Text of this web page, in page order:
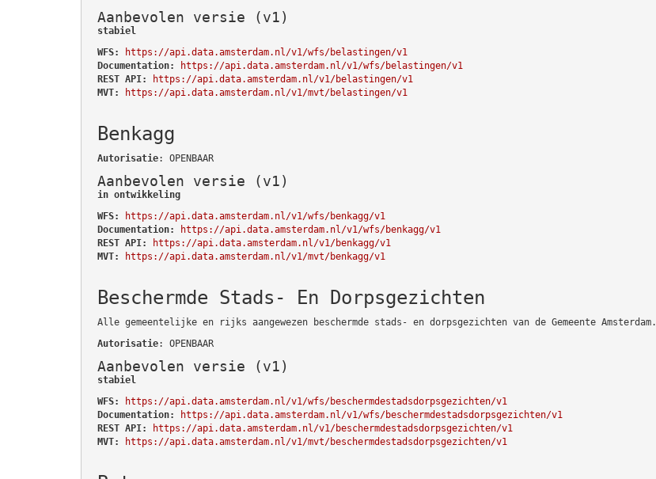
Aanbevolen versie (v1)
stabiel
WFS:
https://api.data.amsterdam.nl/v1/wfs/belastingen/v1
Documentation:
https://api.data.amsterdam.nl/v1/wfs/belastingen/v1
REST API:
https://api.data.amsterdam.nl/v1/belastingen/v1
MVT:
https://api.data.amsterdam.nl/v1/mvt/belastingen/v1
Benkagg
Autorisatie: OPENBAAR
Aanbevolen versie (v1)
in ontwikkeling
WFS:
https://api.data.amsterdam.nl/v1/wfs/benkagg/v1
Documentation:
https://api.data.amsterdam.nl/v1/wfs/benkagg/v1
REST API:
https://api.data.amsterdam.nl/v1/benkagg/v1
MVT:
https://api.data.amsterdam.nl/v1/mvt/benkagg/v1
Beschermde Stads- En Dorpsgezichten
Alle gemeentelijke en rijks aangewezen beschermde stads- en dorpsgezichten van de Gemeente Amsterdam.
Autorisatie: OPENBAAR
Aanbevolen versie (v1)
stabiel
WFS:
https://api.data.amsterdam.nl/v1/wfs/beschermdestadsdorpsgezichten/v1
Documentation:
https://api.data.amsterdam.nl/v1/wfs/beschermdestadsdorpsgezichten/v1
REST API:
https://api.data.amsterdam.nl/v1/beschermdestadsdorpsgezichten/v1
MVT:
https://api.data.amsterdam.nl/v1/mvt/beschermdestadsdorpsgezichten/v1